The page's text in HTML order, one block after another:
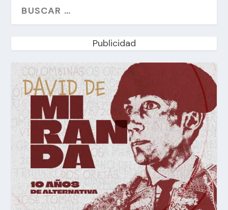
Publicidad